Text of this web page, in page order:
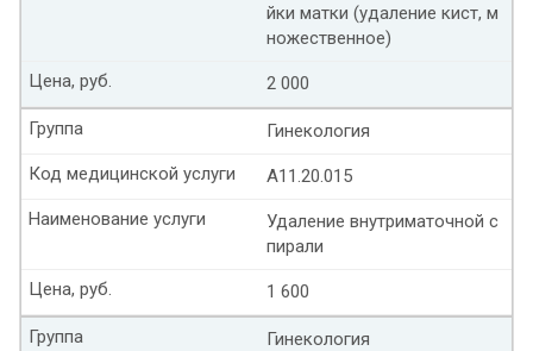
йки матки (удаление кист, м
ножественное)
2 000
Цена, руб.
Гинекология
Группа
А11.20.015
Код медицинской услуги
Удаление внутриматочной с
пирали
Наименование услуги
1 600
Цена, руб.
Гинекология
Группа